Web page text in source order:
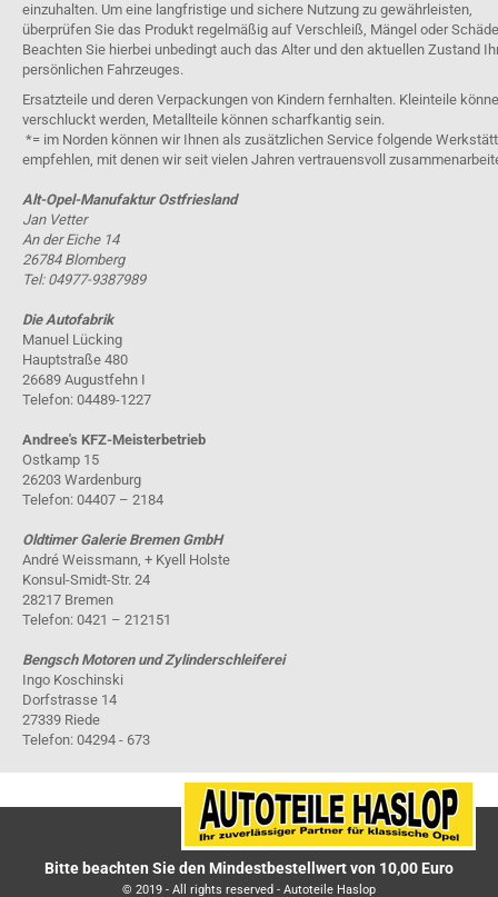
einzuhalten. Um eine langfristige und sichere Nutzung zu gewährleisten,
überprüfen Sie das Produkt regelmäßig auf Verschleiß, Mängel oder
Beachten Sie hierbei unbedingt auch das Alter und den aktuellen Zustand
persönlichen Fahrzeuges.
Ersatzteile und deren Verpackungen von Kindern fernhalten. Kleinteile
verschluckt werden, Metallteile können scharfkantig sein.
*= im Norden können wir Ihnen als zusätzlichen Service folgende
empfehlen, mit denen wir seit vielen Jahren vertrauensvoll
Alt-Opel-Manufaktur Ostfriesland
Jan Vetter
An der Eiche 14
26784 Blomberg
Tel: 04977-9387989
Die Autofabrik
Manuel Lücking
Hauptstraße 480
26689 Augustfehn I
Telefon: 04489-1227
Andree's KFZ-Meisterbetrieb
Ostkamp 15
26203 Wardenburg
Telefon: 04407 – 2184
Oldtimer Galerie Bremen GmbH
André Weissmann, + Kyell Holste
Konsul-Smidt-Str. 24
28217 Bremen
Telefon: 0421 – 212151
Bengsch Motoren und Zylinderschleiferei
Ingo Koschinski
Dorfstrasse 14
27339 Riede
Telefon: 04294 - 673
Bitte beachten Sie den Mindestbestellwert von 10,00 Euro
© 2019 - All rights reserved - Autoteile Haslop